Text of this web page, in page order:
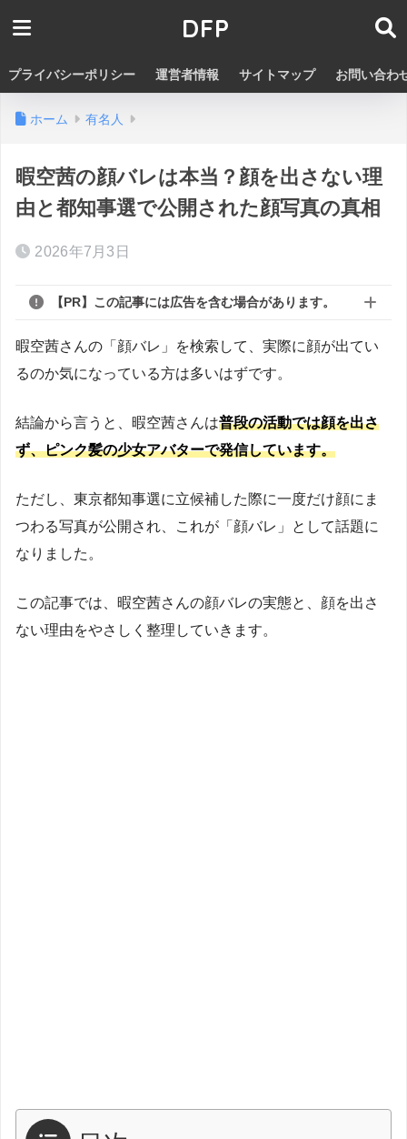
DFP
プライバシーポリシー 運営者情報 サイトマップ お問い合わ
ホーム 有名人
暇空茜の顔バレは本当？顔を出さない理
由と都知事選で公開された顔写真の真相
2026年7月3日
【PR】この記事には広告を含む場合があります。
暇空茜さんの「顔バレ」を検索して、実際に顔が出てい
るのか気になっている方は多いはずです。
結論から言うと、暇空茜さんは普段の活動では顔を出さ
ず、ピンク髪の少女アバターで発信しています。
ただし、東京都知事選に立候補した際に一度だけ顔にま
つわる写真が公開され、これが「顔バレ」として話題に
なりました。
この記事では、暇空茜さんの顔バレの実態と、顔を出さ
ない理由をやさしく整理していきます。